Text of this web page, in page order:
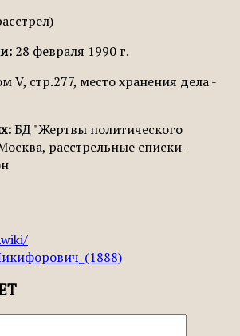
28 февраля 1990 г.
V, стр.277, место хранения дела -
БД "Жертвы политического
расстрельные списки -